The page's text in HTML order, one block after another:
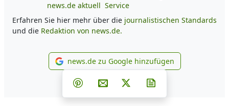
news.de aktuell Service
Erfahren Sie hier mehr über die journalistischen Standards
und die Redaktion von news.de.
news.de zu Google
news.de zu Google hinzufügen
Teilen auf Facebook
Teilen auf Whatsapp
Teilen auf Telegram
Teilen auf Pinterest
Per E-Mail teilen
Post auf X